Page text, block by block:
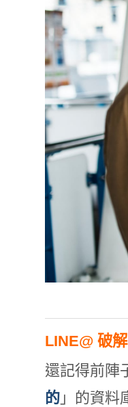
LINE@ 破
還記得前陣
的」的資料